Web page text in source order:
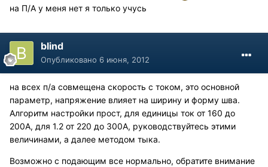
на П/А у меня нет я только учусь
blind
Опубликовано 6 июня, 2012
на всех п/а совмещена скорость с током, это основной
параметр, напряжение влияет на ширину и форму шва.
Алгоритм настройки прост, для единицы ток от 160 до
200А, для 1.2 от 220 до 300А, руководствуйтесь этими
величинами, а далее методом тыка.
Возможно с подающим все нормально, обратите внимание